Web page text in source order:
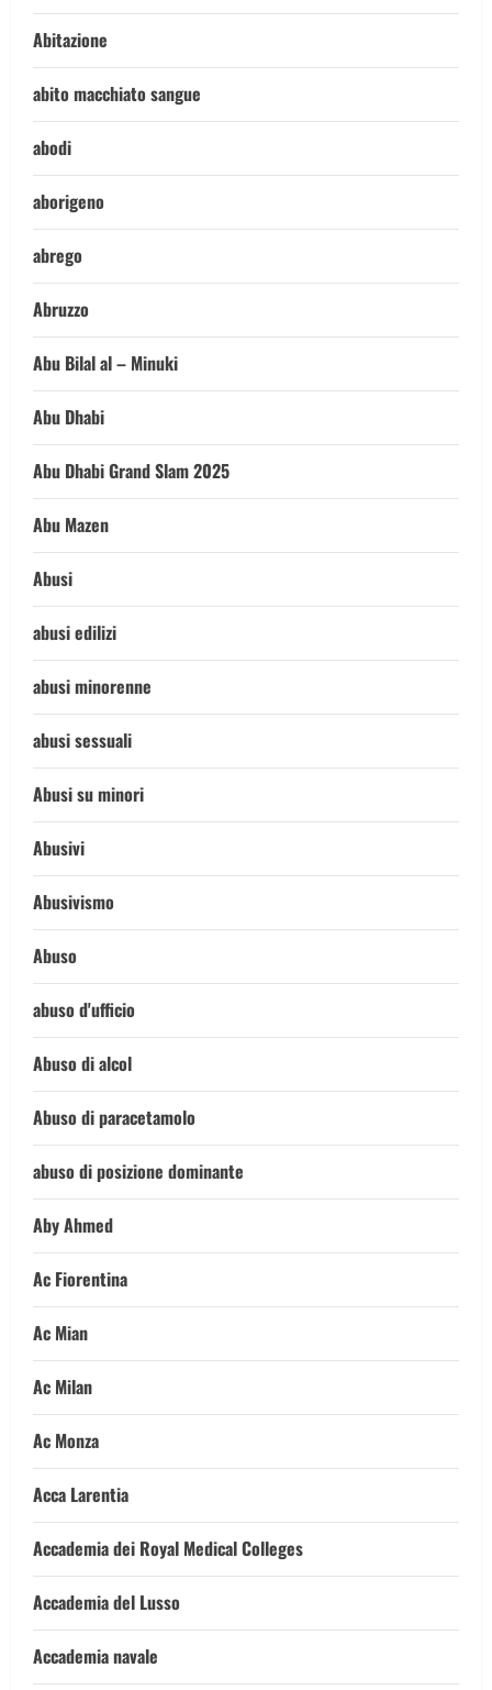
Abitazione
abito macchiato sangue
abodi
aborigeno
abrego
Abruzzo
Abu Bilal al – Minuki
Abu Dhabi
Abu Dhabi Grand Slam 2025
Abu Mazen
Abusi
abusi edilizi
abusi minorenne
abusi sessuali
Abusi su minori
Abusivi
Abusivismo
Abuso
abuso d'ufficio
Abuso di alcol
Abuso di paracetamolo
abuso di posizione dominante
Aby Ahmed
Ac Fiorentina
Ac Mian
Ac Milan
Ac Monza
Acca Larentia
Accademia dei Royal Medical Colleges
Accademia del Lusso
Accademia navale